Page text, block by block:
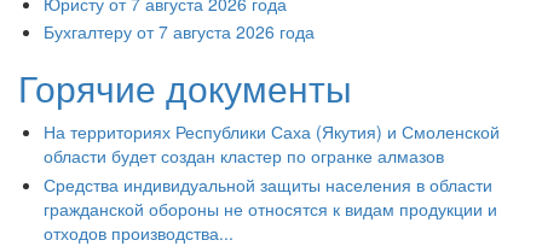
Бухгалтеру от 7 августа 2026 года
Горячие документы
На территориях Республики Саха (Якутия) и Смоленской
области будет создан кластер по огранке алмазов
Средства индивидуальной защиты населения в области
гражданской обороны не относятся к видам продукции и
отходов производства...